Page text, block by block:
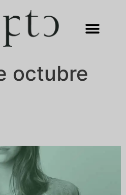
octubre